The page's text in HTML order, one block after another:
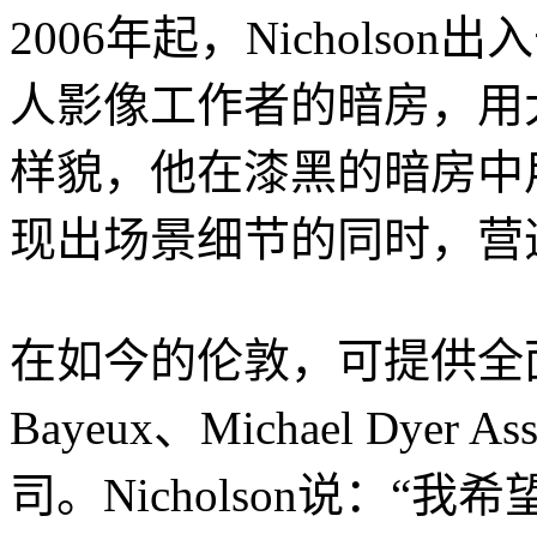
2006年起，Nicholson出
人影像工作者的暗房，
样貌，他在漆黑的暗房
现出场景细节的同时，
在如今的伦敦，可提供
Bayeux、Michael Dyer
司。Nicholson说：“我